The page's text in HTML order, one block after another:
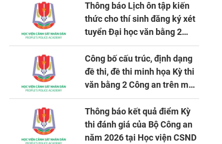
Thông báo Lịch ôn tập kiến
thức cho thí sinh đăng ký xét
tuyển Đại học văn bằng 2
tuyển mới, mở tại Học viện
CSND năm học 2026 - 2027
Công bố cấu trúc, định dạng
đề thi, đề thi minh họa Kỳ thi
văn bằng 2 Công an trên máy
tính
Thông báo kết quả điểm Kỳ
thi đánh giá của Bộ Công an
năm 2026 tại Học viện CSND